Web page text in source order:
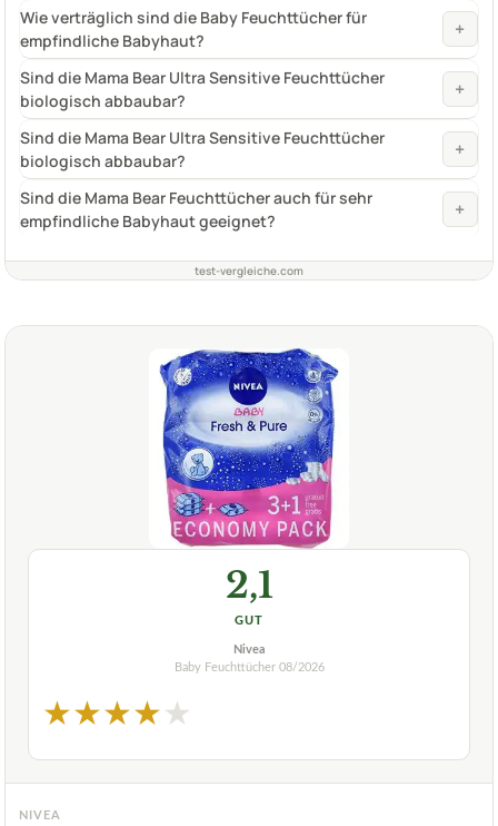
Wie verträglich sind die Baby Feuchttücher für
empfindliche Babyhaut?
+
Sind die Mama Bear Ultra Sensitive Feuchttücher
biologisch abbaubar?
+
Sind die Mama Bear Ultra Sensitive Feuchttücher
biologisch abbaubar?
+
Sind die Mama Bear Feuchttücher auch für sehr
empfindliche Babyhaut geeignet?
+
test-vergleiche.com
2,1
GUT
Nivea
Baby Feuchttücher 08/2026
★★★★★
NIVEA